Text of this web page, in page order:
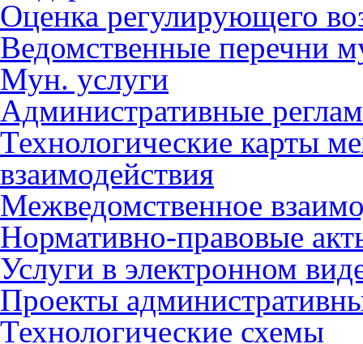
Оценка регулирующего
Ведомственные перечни
Мун. услуги
Административные
Технологические карты
взаимодействия
Межведомственное
Нормативно-правовые
Услуги в электронном
Проекты
Технологические схемы